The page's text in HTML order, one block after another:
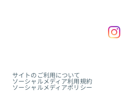
サイトのご利用について
ソーシャルメディア利用規約
ソーシャルメディアポリシー